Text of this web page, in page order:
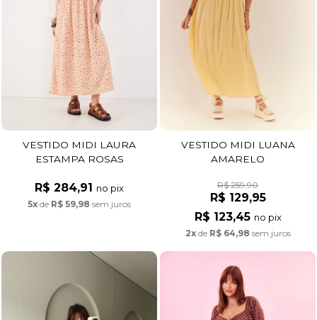
VESTIDO MIDI LAURA
ESTAMPA ROSAS
R$ 284,91 no pix
5x de R$ 59,98 sem juros
VESTIDO MIDI LUANA
AMARELO
R$ 259,90
R$ 129,95
R$ 123,45 no pix
2xde R$ 64,98 sem juros